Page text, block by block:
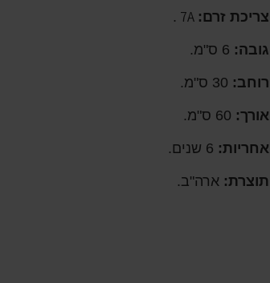
צריכת זרם: 7A
.
גובה:
רוחב:
אורך:
אחריות:
תוצרת: ארה"ב.